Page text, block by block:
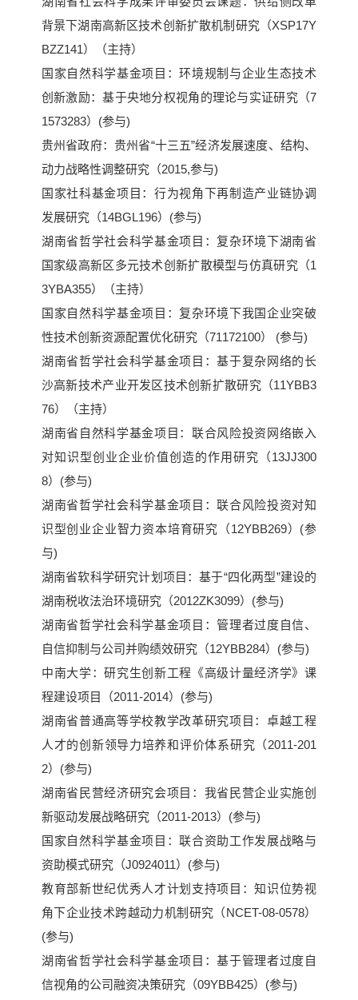
背景下湖南高新区技术创新扩散机制研究（XSP17Y
BZZ141）（主持）
国家自然科学基金项目：环境规制与企业生态技术
创新激励：基于央地分权视角的理论与实证研究（7
1573283）(参与)
贵州省政府： 贵州省“十三五”经济发展速度、结构、
动力战略性调整研究 （2015,参与)
国家社科基金项目：行为视角下再制造产业链协调
发展研究（14BGL196）(参与)
湖南省哲学社会科学基金项目：复杂环境下湖南省
国家级高新区多元技术创新扩散模型与仿真研究（1
3YBA355）（主持）
国家自然科学基金项目：复杂环境下我国企业突破
性技术创新资源配置优化研究（71172100） (参与)
湖南省哲学社会科学基金项目：基于复杂网络的长
沙高新技术产业开发区技术创新扩散研究（11YBB3
76）（主持）
湖南省自然科学基金项目：联合风险投资网络嵌入
对知识型创业企业价值创造的作用研究（13JJ300
8）(参与)
湖南省哲学社会科学基金项目：联合风险投资对知
识型创业企业智力资本培育研究（12YBB269）(参
与)
湖南省软科学研究计划项目：基于“四化两型”建设的
湖南税收法治环境研究（2012ZK3099）(参与)
湖南省哲学社会科学基金项目：管理者过度自信、
自信抑制与公司并购绩效研究（12YBB284）(参与)
中南大学：研究生创新工程《高级计量经济学》课
程建设项目（2011-2014）(参与)
湖南省普通高等学校教学改革研究项目：卓越工程
人才的创新领导力培养和评价体系研究（2011-201
2）(参与)
湖南省民营经济研究会项目：我省民营企业实施创
新驱动发展战略研究（2011-2013）(参与)
国家自然科学基金项目：联合资助工作发展战略与
资助模式研究（J0924011）(参与)
教育部新世纪优秀人才计划支持项目：知识位势视
角下企业技术跨越动力机制研究（NCET-08-0578）
(参与)
湖南省哲学社会科学基金项目：基于管理者过度自
信视角的公司融资决策研究（09YBB425）(参与)